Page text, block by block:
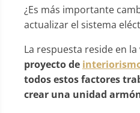
¿Es más importante
actualizar el sistema
La respuesta reside en
proyecto de
todos estos factores
crear una unidad